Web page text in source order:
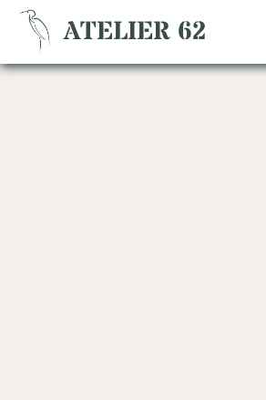
ATELIER 62
Panneau de gestion des cookies